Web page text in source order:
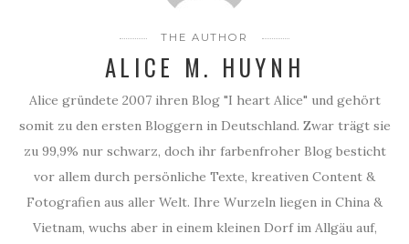
THE AUTHOR
ALICE M. HUYNH
Alice gründete 2007 ihren Blog "I heart Alice" und gehört
somit zu den ersten Bloggern in Deutschland. Zwar trägt sie
zu 99,9% nur schwarz, doch ihr farbenfroher Blog besticht
vor allem durch persönliche Texte, kreativen Content &
Fotografien aus aller Welt. Ihre Wurzeln liegen in China &
Vietnam, wuchs aber in einem kleinen Dorf im Allgäu auf,